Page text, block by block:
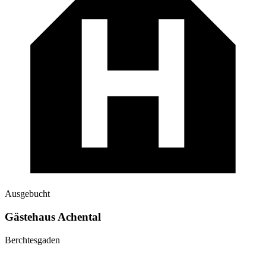
Ausgebucht
Gästehaus Achental
Berchtesgaden